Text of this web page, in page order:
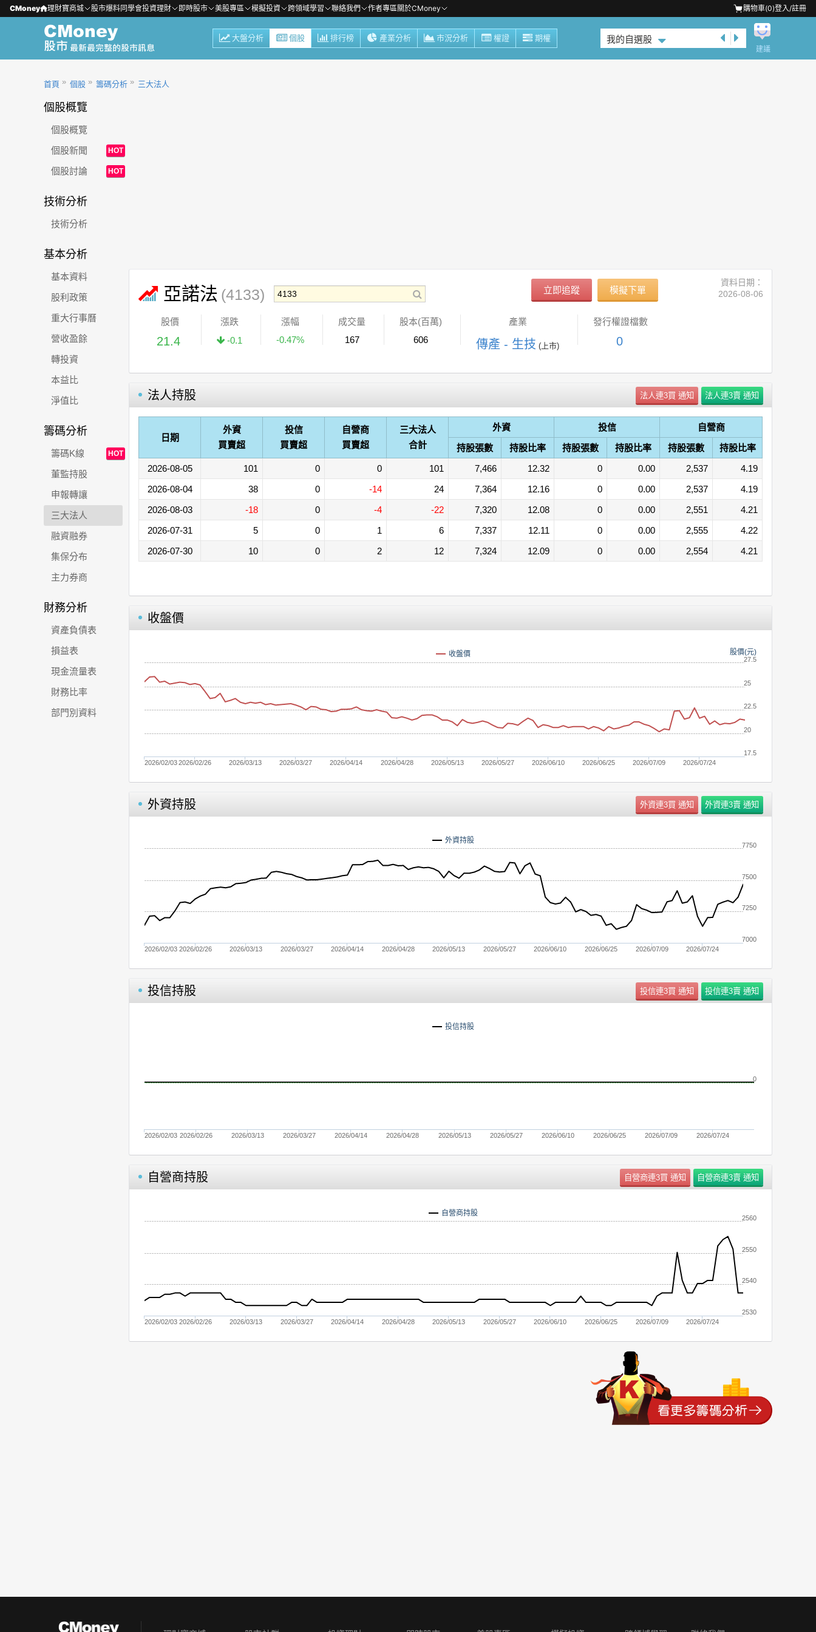
CMoney 理財寶商城 股市爆料同學會投資理財 即時股市 美股專區 模擬投資 跨領域學習 聯絡我們 作者專區關於CMoney 購物車(0)登入/註冊
大盤分析 個股 排行榜 產業分析 市況分析 權證 期權 我的自選股
建議
首頁 個股 籌碼分析 三大法人
個股概覽
個股概覽
個股新聞
HOT
個股討論 HOT
技術分析
技術分析
基本分析
基本資料
股利政策
重大行事曆
營收盈餘
轉投資
本益比
淨值比
籌碼分析
籌碼K線 HOT
董監持股
申報轉讓
三大法人
融資融券
集保分布
主力券商
財務分析
資產負債表
損益表
現金流量表
財務比率
部門別資料
亞諾法 (4133) 立即追蹤 模擬下單
資料日期：
2026-08-06
股價
21.4
漲跌
-0.1
漲幅
-0.47%
成交量
167
股本(百萬)
606
產業
傳產 - 生技 (上市)
發行權證檔數
0
法人持股
日期
外資
買賣超
投信
買賣超
自營商
買賣超
三大法人
合計
外資 投信
自營商
持股張數
持股比率 持股張數 持股比率 持股張數
持股比率
2026-08-05
101 0 0 101 7,466 12.32 0 0.00 2,537
4.19
2026-08-04
38 0 -14 24 7,364 12.16 0 0.00 2,537
4.19
2026-08-03
-18 0 -4 -22 7,320 12.08 0 0.00 2,551
4.21
2026-07-31
5 0 1 6 7,337 12.11 0 0.00 2,555
4.22
2026-07-30
10 0 2 12 7,324 12.09 0 0.00 2,554 4.21
收盤價
股價(元)
收盤價
2026/02/032026/02/26 2026/03/13 2026/03/27 2026/04/14 2026/04/28 2026/05/13 2026/05/27 2026/06/10 2026/06/25 2026/07/09 2026/07/24
17.5
20
22.5
25
27.5
外資持股
外資持股
2026/02/03 2026/02/26 2026/03/13 2026/03/27 2026/04/14 2026/04/28 2026/05/13 2026/05/27 2026/06/10 2026/06/25 2026/07/09 2026/07/24
7000
7250
7500
7750
投信持股
投信持股
2026/02/03 2026/02/26 2026/03/13 2026/03/27 2026/04/14 2026/04/28 2026/05/13 2026/05/27 2026/06/10 2026/06/25 2026/07/09 2026/07/24
0
自營商持股
自營商持股
2026/02/03 2026/02/26 2026/03/13 2026/03/27 2026/04/14 2026/04/28 2026/05/13 2026/05/27 2026/06/10 2026/06/25 2026/07/09 2026/07/24
2530
2540
2550
2560